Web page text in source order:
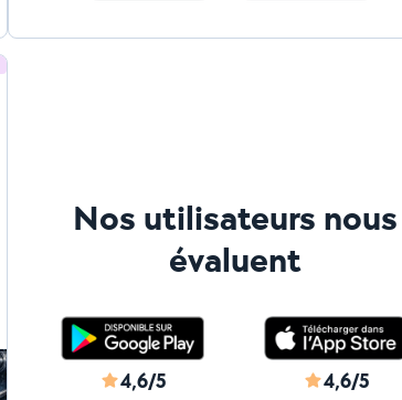
Nos utilisateurs nous
évaluent
4,6/5 4,6/5